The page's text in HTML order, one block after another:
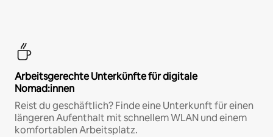
Arbeitsgerechte Unterkünfte für digitale
Nomad:innen
Reist du geschäftlich? Finde eine Unterkunft für einen
längeren Aufenthalt mit schnellem WLAN und einem
komfortablen Arbeitsplatz.